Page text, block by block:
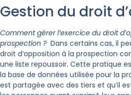
Gestion du droit
Comment gérer l’exercice du droit
prospection ? Dans certains cas, il
droit d’opposition à la prospection
une liste repoussoir. Cette pratique
la base de données utilisée pour la
est partagée avec des tiers et qu’il